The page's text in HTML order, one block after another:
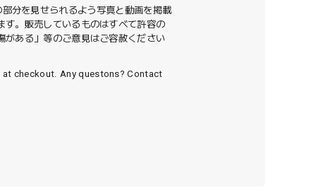
分を見せられるよう写真と動画を掲載
す。販売しているものはすべて許容の
がある」等のご意見はご容赦ください
checkout. Any questons? Contact